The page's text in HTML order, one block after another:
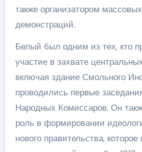
также организатором
демонстраций.
Белый был одним из тех, кто
участие в захвате
включая здание Смольного
проводились первые
Народных Комиссаров. Он
роль в формировании
нового правительства,